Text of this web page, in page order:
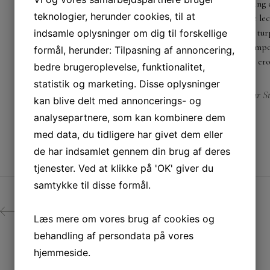
Lorem ipsum dolor sit amet, consectetur
vestibulum. Sed venenatis hendrerit gravida. In nec
lacinia, purus ut congue pharetra, elit sapien aliquam
Quisque sed commodo sapien. Suspendisse at risus
dignissim pharetra erat at rhoncus. Aenean dignissim
Our
teknologier, herunder cookies, til at
indsamle oplysninger om dig til forskellige
formål, herunder: Tilpasning af annoncering,
bedre brugeroplevelse, funktionalitet,
statistik og marketing. Disse oplysninger
kan blive delt med annoncerings- og
analysepartnere, som kan kombinere dem
med data, du tidligere har givet dem eller
de har indsamlet gennem din brug af deres
tjenester. Ved at klikke på 'OK' giver du
samtykke til disse formål.
Læs mere om vores brug af cookies og
behandling af persondata på vores
hjemmeside.